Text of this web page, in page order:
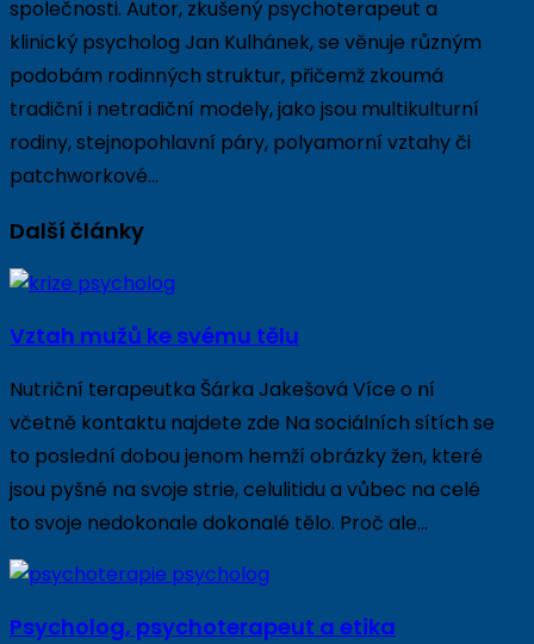
společnosti. Autor, zkušený psychoterapeut a
klinický psycholog Jan Kulhánek, se věnuje různým
podobám rodinných struktur, přičemž zkoumá
tradiční i netradiční modely, jako jsou multikulturní
rodiny, stejnopohlavní páry, polyamorní vztahy či
patchworkové…
Další články
Vztah mužů ke svému tělu
Nutriční terapeutka Šárka Jakešová Více o ní
včetně kontaktu najdete zde Na sociálních sítích se
to poslední dobou jenom hemží obrázky žen, které
jsou pyšné na svoje strie, celulitidu a vůbec na celé
to svoje nedokonale dokonalé tělo. Proč ale…
Psycholog, psychoterapeut a etika